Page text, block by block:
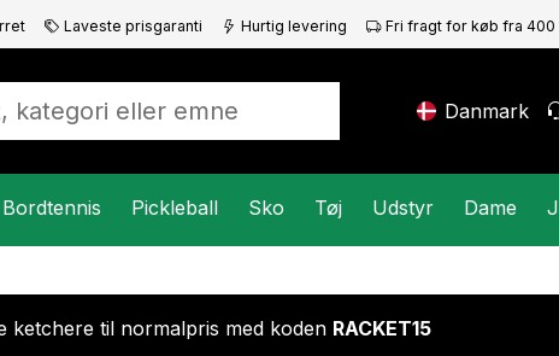
Laveste prisgaranti Hurtig levering Fri fragt for køb fra 400
Danmark
Bordtennis Pickleball Sko Tøj Udstyr Dame
ketchere til normalpris med koden RACKET15